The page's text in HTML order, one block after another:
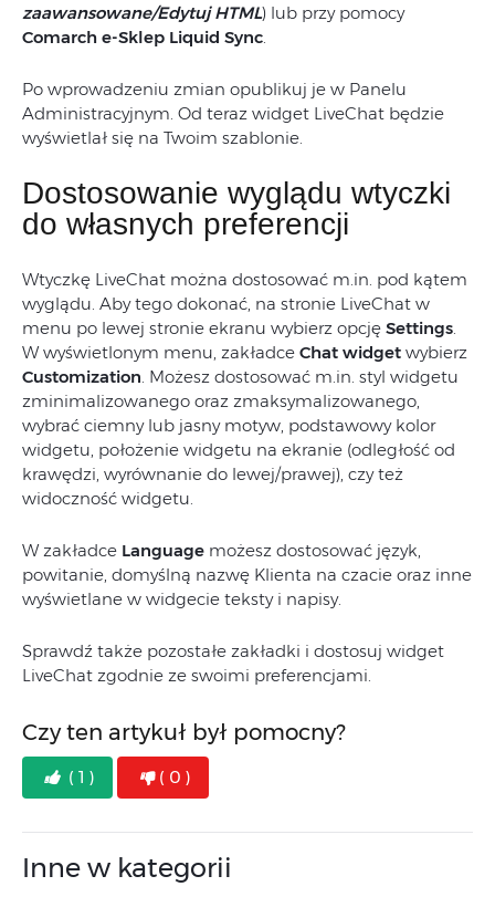
zaawansowane/Edytuj HTML) lub przy pomocy
Comarch e-Sklep Liquid Sync
Po wprowadzeniu zmian opublikuj je w Panelu
Administracyjnym. Od teraz widget LiveChat będzie
wyświetlał się na Twoim szablonie.
Dostosowanie wyglądu wtyczki
do własnych preferencji
Wtyczkę LiveChat można dostosować m.in. pod kątem
wyglądu. Aby tego dokonać, na stronie LiveChat w
menu po lewej stronie ekranu wybierz opcję Settings
W wyświetlonym menu, zakładce Chat widget wybierz
Customization . Możesz dostosować m.in. styl widgetu
zminimalizowanego oraz zmaksymalizowanego,
wybrać ciemny lub jasny motyw, podstawowy kolor
widgetu, położenie widgetu na ekranie (odległość od
krawędzi, wyrównanie do lewej/prawej), czy też
widoczność widgetu.
W zakładce Language możesz dostosować język,
powitanie, domyślną nazwę Klienta na czacie oraz inne
wyświetlane w widgecie teksty i napisy.
Sprawdź także pozostałe zakładki i dostosuj widget
LiveChat zgodnie ze swoimi preferencjami.
Czy ten artykuł był pomocny?
( 1 ) ( 0 )
Inne w kategorii